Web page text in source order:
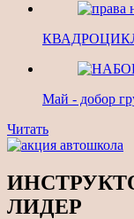
КВАДРОЦИКЛ -
Май - добор
Навигация
по
записям
Предыдущая
новость
Читать
ЛИДЕР